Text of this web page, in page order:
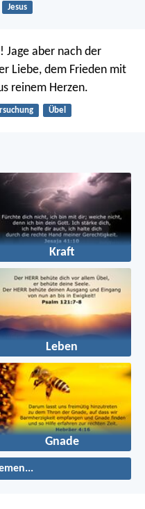
Jesus
Jage aber nach der
Liebe, dem Frieden mit
reinem Herzen.
Übel
Kraft
Leben
Gnade